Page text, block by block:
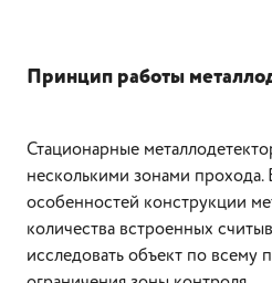
Принцип работы
Стационарные
несколькими зонами прохода.
особенностей конструкции
количества встроенных
исследовать объект по всему